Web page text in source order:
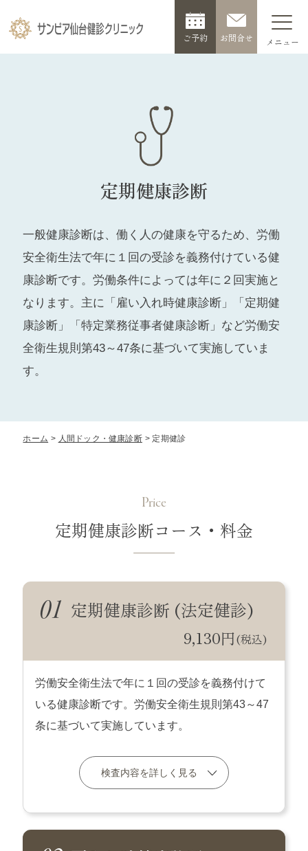
ご予約 お問合せ
定期健康診断
一般健康診断は、働く人の健康を守るため、労働
安全衛生法で年に１回の受診を義務付けている健
康診断です。労働条件によっては年に２回実施と
なります。主に「雇い入れ時健康診断」「定期健
康診断」「特定業務従事者健康診断」など労働安
全衛生規則第43～47条に基づいて実施していま
す。
ホーム 人間ドック・健康診断 定期健診
Price
定期健康診断コース・料金
定期健康診断 (法定健診)
9,130円(税込)
労働安全衛生法で年に１回の受診を義務付けて
いる健康診断です。労働安全衛生規則第43～47
条に基づいて実施しています。
検査内容を詳しく見る